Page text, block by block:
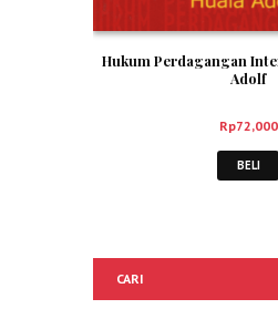
Hukum Perdagangan
Adolf
Rp72,000
BELI
CARI